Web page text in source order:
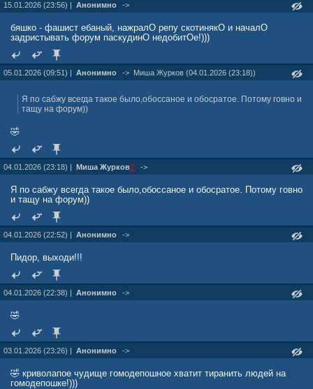
15.01.2026 (23:56) | Анонимно ->
бяшко - фашист ебаный, нажралО репу скотинякО и началО
задристывать форум паскудинО недобитОе!)))
05.01.2026 (09:51) | Анонимно -> Миша Журкoв (04.01.2026 (23:18))
Я по сабжу всегда такое было,обоссаное и обосратое. Потому говно и
тащу на форум))
🤣
04.01.2026 (23:18) | Миша Журкoв? ->
Я по сабжу всегда такое было,обоссаное и обосратое. Потому говно
и тащу на форум))
04.01.2026 (22:52) | Анонимно ->
Пидор, выходи!!!
04.01.2026 (22:38) | Анонимно ->
🤣
03.01.2026 (23:26) | Анонимно ->
🤣 криволапое чудище гомодепошное хватит тиранить людей на
гомодепошке!)))